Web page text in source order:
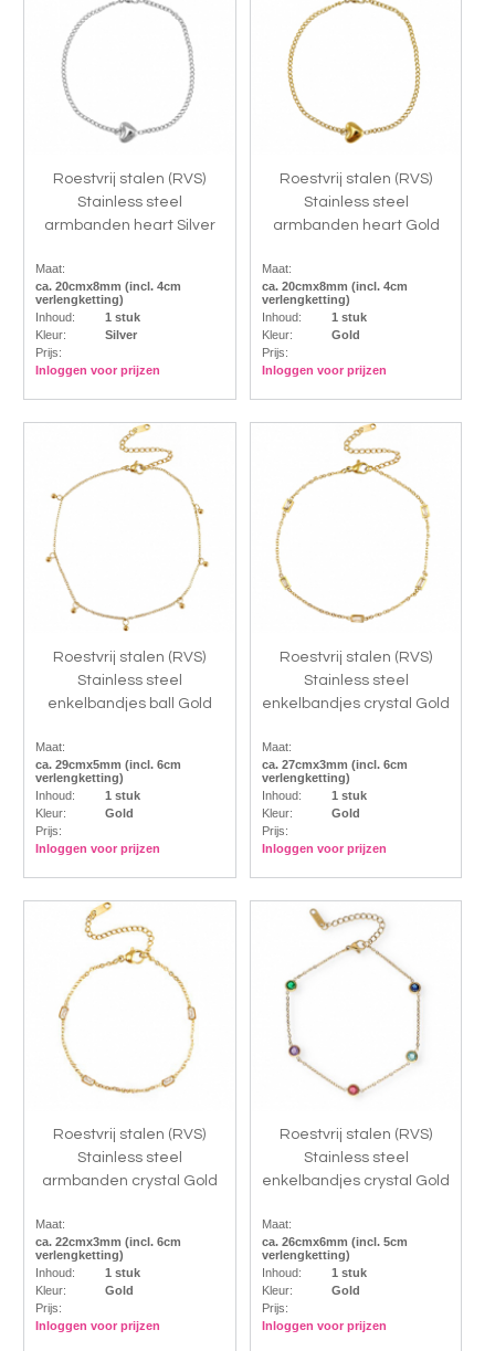
Roestvrij stalen (RVS)
Stainless steel
armbanden heart Silver
Maat:
ca. 20cmx8mm (incl. 4cm
verlengketting)
Inhoud:
1 stuk
Kleur:
Silver
Prijs:
Inloggen voor prijzen
Roestvrij stalen (RVS)
Stainless steel
armbanden heart Gold
Maat:
ca. 20cmx8mm (incl. 4cm
verlengketting)
Inhoud:
1 stuk
Kleur:
Gold
Prijs:
Inloggen voor prijzen
Roestvrij stalen (RVS)
Stainless steel
enkelbandjes ball Gold
Maat:
ca. 29cmx5mm (incl. 6cm
verlengketting)
Inhoud:
1 stuk
Kleur:
Gold
Prijs:
Inloggen voor prijzen
Roestvrij stalen (RVS)
Stainless steel
enkelbandjes crystal Gold
Maat:
ca. 27cmx3mm (incl. 6cm
verlengketting)
Inhoud:
1 stuk
Kleur:
Gold
Prijs:
Inloggen voor prijzen
Roestvrij stalen (RVS)
Stainless steel
armbanden crystal Gold
Maat:
ca. 22cmx3mm (incl. 6cm
verlengketting)
Inhoud:
1 stuk
Kleur:
Gold
Prijs:
Inloggen voor prijzen
Roestvrij stalen (RVS)
Stainless steel
enkelbandjes crystal Gold
Maat:
ca. 26cmx6mm (incl. 5cm
verlengketting)
Inhoud:
1 stuk
Kleur:
Gold
Prijs:
Inloggen voor prijzen